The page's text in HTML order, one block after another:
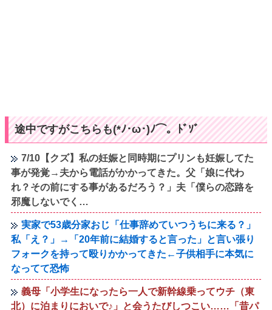
途中ですがこちらも(*ﾉ･ω･)ﾉ⌒。ﾄﾞｿﾞ
7/10【クズ】私の妊娠と同時期にプリンも妊娠してた
事が発覚→夫から電話がかかってきた。父「娘に代わ
れ？その前にする事があるだろう？」夫「僕らの恋路を
邪魔しないでく…
実家で53歳分家おじ「仕事辞めていつうちに来る？」
私「え？」→「20年前に結婚すると言った」と言い張り
フォークを持って殴りかかってきた←子供相手に本気に
なってて恐怖
義母「小学生になったら一人で新幹線乗ってウチ（東
北）に泊まりにおいで♪」と会うたびしつこい……「昔パ